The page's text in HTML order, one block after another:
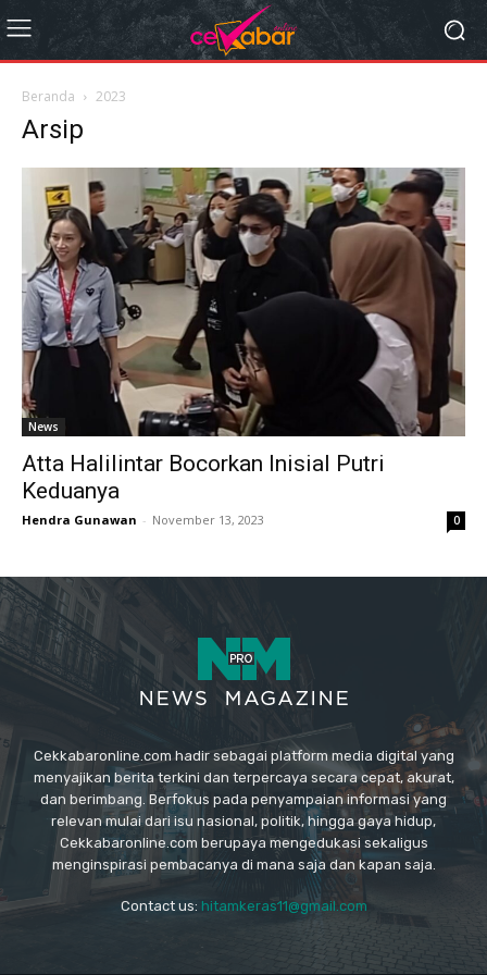
Beranda 2023
Arsip
News
Atta Halilintar Bocorkan Inisial Putri
Keduanya
Hendra Gunawan - November 13, 2023 0
Cekkabaronline.com hadir sebagai platform media digital yang
menyajikan berita terkini dan terpercaya secara cepat, akurat,
dan berimbang. Berfokus pada penyampaian informasi yang
relevan mulai dari isu nasional, politik, hingga gaya hidup,
Cekkabaronline.com berupaya mengedukasi sekaligus
menginspirasi pembacanya di mana saja dan kapan saja.
Contact us: hitamkeras11@gmail.com